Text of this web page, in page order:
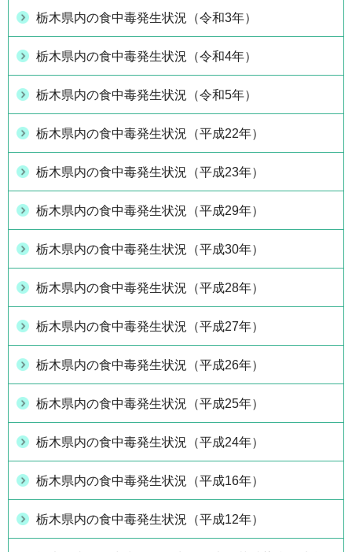
栃木県内の食中毒発生状況（令和3年）
栃木県内の食中毒発生状況（令和4年）
栃木県内の食中毒発生状況（令和5年）
栃木県内の食中毒発生状況（平成22年）
栃木県内の食中毒発生状況（平成23年）
栃木県内の食中毒発生状況（平成29年）
栃木県内の食中毒発生状況（平成30年）
栃木県内の食中毒発生状況（平成28年）
栃木県内の食中毒発生状況（平成27年）
栃木県内の食中毒発生状況（平成26年）
栃木県内の食中毒発生状況（平成25年）
栃木県内の食中毒発生状況（平成24年）
栃木県内の食中毒発生状況（平成16年）
栃木県内の食中毒発生状況（平成12年）